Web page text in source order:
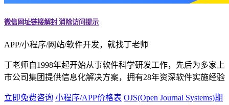
微信网址链接解封 消除访问提示
APP/小程序/网站/软件开发，就找丁老师
丁老师自1998年起开始从事软件科学研发工作，先后为多家上
市公司集团提供信息化解决方案，拥有28年资深软件实施经验
立即免费咨询 小程序/APP价格表 OJS(Open Journal Systems)期